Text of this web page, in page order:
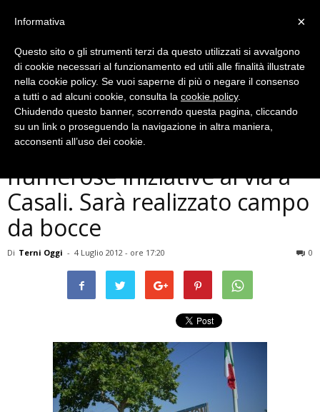
Cronaca
Associazione Orion di Casali:
numerose iniziative al via a
Casali. Sarà realizzato campo
da bocce
Di Terni Oggi - 4 Luglio 2012 - ore 17:20 0
×
Informativa
Questo sito o gli strumenti terzi da questo utilizzati si avvalgono
di cookie necessari al funzionamento ed utili alle finalità illustrate
nella cookie policy. Se vuoi saperne di più o negare il consenso
a tutti o ad alcuni cookie, consulta la cookie policy.
Chiudendo questo banner, scorrendo questa pagina, cliccando
su un link o proseguendo la navigazione in altra maniera,
acconsenti all’uso dei cookie.